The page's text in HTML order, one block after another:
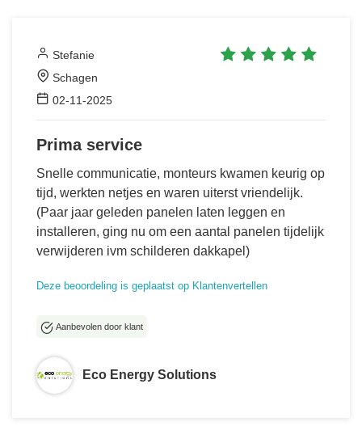
Stefanie
Schagen
02-11-2025
Prima service
Snelle communicatie, monteurs kwamen keurig op
tijd, werkten netjes en waren uiterst vriendelijk.
(Paar jaar geleden panelen laten leggen en
installeren, ging nu om een aantal panelen tijdelijk
verwijderen ivm schilderen dakkapel)
Deze beoordeling is geplaatst op Klantenvertellen
Eco Energy Solutions
Aanbevolen door klant